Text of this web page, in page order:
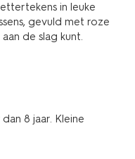
in leuke
gevuld met roze
de slag kunt.
8 jaar. Kleine